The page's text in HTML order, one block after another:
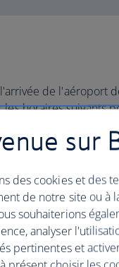
de l'aéroport
horaires suivants
avant le départ
vols court-courrier.
sécurité au moins35
d'embarquement
«
sur
des cookies et des
de notre site ou à
souhaiterions
analyser
pertinentes et